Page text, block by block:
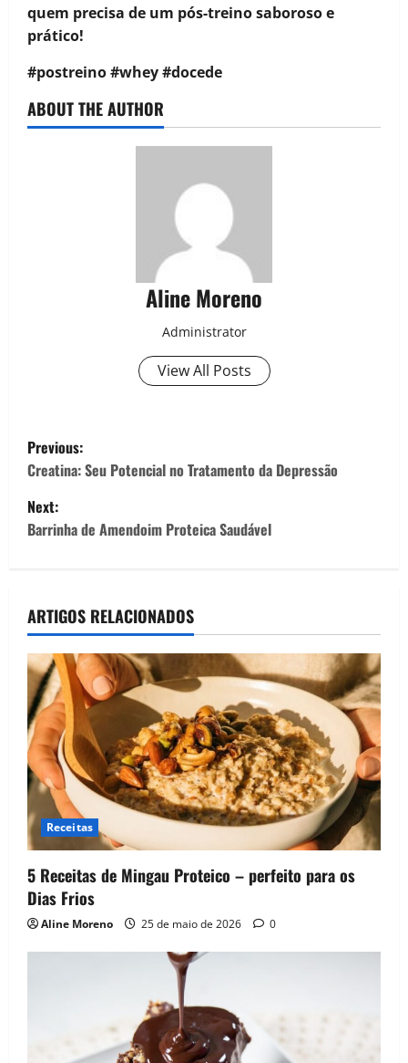
quem precisa de um pós-treino saboroso e
prático!
#postreino #whey #docede
ABOUT THE AUTHOR
Aline Moreno
Administrator
View All Posts
P
o
s
a
v
i
g
a
t
i
o
n
Previous:
Creatina: Seu Potencial no Tratamento da Depressão
Next:
Barrinha de Amendoim Proteica Saudável
ARTIGOS RELACIONADOS
Receitas
5 Receitas de Mingau Proteico – perfeito para os
Dias Frios
Aline Moreno 25 de maio de 2026 0